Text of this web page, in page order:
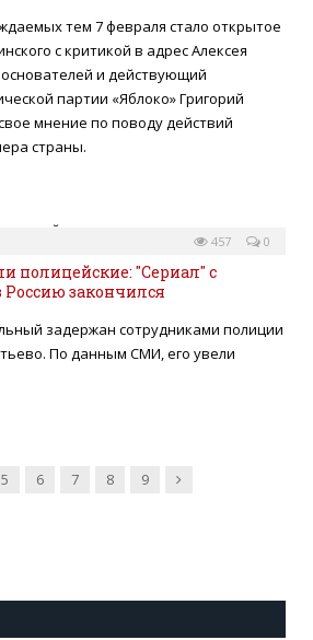
тем 7 февраля стало открытое
с критикой в адрес Алексея
и действующий
партии «Яблоко» Григорий
мнение по поводу действий
страны.
0
457
полицейские: "Сериал" с
закончился
задержан сотрудниками полиции
По данным СМИ, его увели
5 6 7 8 9 Далее